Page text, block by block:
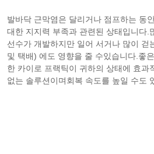
발바닥 근막염은 달리거나 점프하는 동
대한 지지력 부족과 관련된 상태입니다.
선수가 개발하지만 일어 서거나 많이 걷
및 택배) 에도 영향을 줄 수있습니다.좋
한 카이로 프랙틱이 귀하의 상태에 효과
없는 솔루션이며회복 속도를 높일 수도